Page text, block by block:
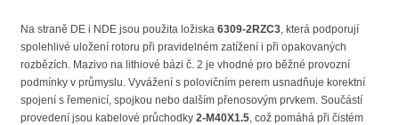
Na straně DE i NDE jsou použita ložiska 6309-2RZC3 , která podporují
spolehlivé uložení rotoru při pravidelném zatížení i při opakovaných
rozbězích. Mazivo na lithiové bázi č. 2 je vhodné pro běžné provozní
podmínky v průmyslu. Vyvážení s polovičním perem usnadňuje korektní
spojení s řemenicí, spojkou nebo dalším přenosovým prvkem. Součástí
provedení jsou kabelové průchodky 2-M40X1.5 , což pomáhá při čistém